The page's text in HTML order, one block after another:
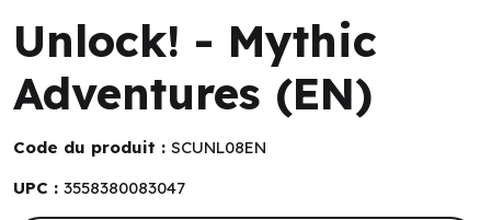
Unlock! - Mythic
Adventures (EN)
Code du produit : SCUNL08EN
UPC : 3558380083047